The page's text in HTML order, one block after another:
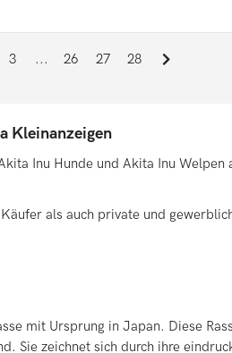
3 ... 26 27 28
Kleinanzeigen
Inu Hunde und Akita Inu Welpen
als auch private und
mit Ursprung in Japan. Diese
Sie zeichnet sich durch ihre